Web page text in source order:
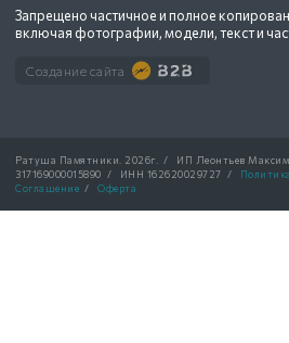
Запрещено частичное и полное
включая фотографии, модели, текст и
Создание сайта
Ратуша Памятники. 2026г. / ИП Леонтьев Максим
317169000015890 / ИНН 162620029727 /
Соглашение / Оферта